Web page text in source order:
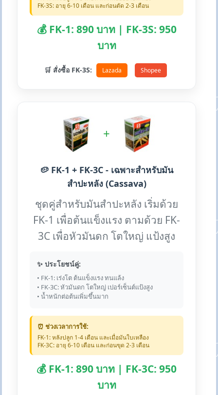
FK-3S: อายุ 6-10 เดือน และก่อนตัด 2-3 เดือน
💰 FK-1: 890 บาท | FK-3S: 950
บาท
🛒 สั่งซื้อ FK-3S: Lazada Shopee
+
🥔 FK-1 + FK-3C - เฉพาะสำหรับมัน
สำปะหลัง (Cassava)
ชุดคู่สำหรับมันสำปะหลัง เริ่มด้วย
FK-1 เพื่อต้นแข็งแรง ตามด้วย FK-
3C เพื่อหัวมันดก โตใหญ่ แป้งสูง
✨ ประโยชน์คู่:
• FK-1: เร่งโต ต้นแข็งแรง ทนแล้ง
• FK-3C: หัวมันดก โตใหญ่ เปอร์เซ็นต์แป้งสูง
• น้ำหนักต่อต้นเพิ่มขึ้นมาก
⏰ ช่วงเวลาการใช้:
FK-1: หลังปลูก 1-4 เดือน และเมื่อมันใบเหลือง
FK-3C: อายุ 6-10 เดือน และก่อนขุด 2-3 เดือน
💰 FK-1: 890 บาท | FK-3C: 950
บาท